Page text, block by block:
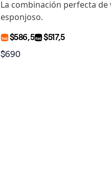
La combinación perfecta
esponjoso.
$586,5 $517,5
$690